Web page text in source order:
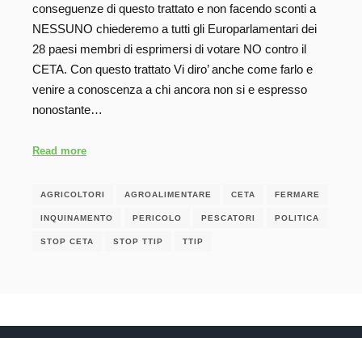
conseguenze di questo trattato e non facendo sconti a
NESSUNO chiederemo a tutti gli Europarlamentari dei
28 paesi membri di esprimersi di votare NO contro il
CETA. Con questo trattato Vi diro’ anche come farlo e
venire a conoscenza a chi ancora non si e espresso
nonostante…
Read more
AGRICOLTORI AGROALIMENTARE CETA FERMARE
INQUINAMENTO PERICOLO PESCATORI POLITICA
STOP CETA STOP TTIP TTIP